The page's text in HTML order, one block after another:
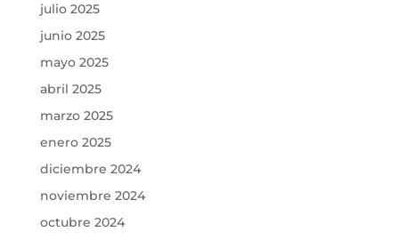
julio 2025
junio 2025
mayo 2025
abril 2025
marzo 2025
enero 2025
diciembre 2024
noviembre 2024
octubre 2024